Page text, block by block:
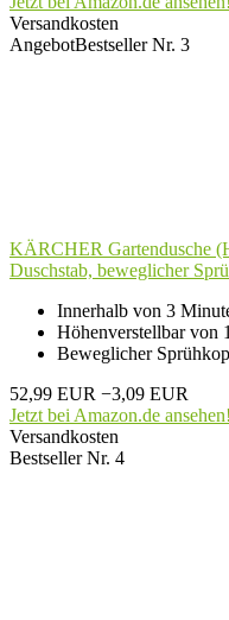
Versandkosten
AngebotBestseller Nr. 3
KÄRCHER Gartendusche
Duschstab, beweglicher
Innerhalb von 3
Höhenverstellbar von
Beweglicher
52,99 EUR −3,09 EUR
Jetzt bei Amazon.de ansehen!
Versandkosten
Bestseller Nr. 4